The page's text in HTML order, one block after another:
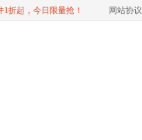
折起，今日限量抢！ 网站协议